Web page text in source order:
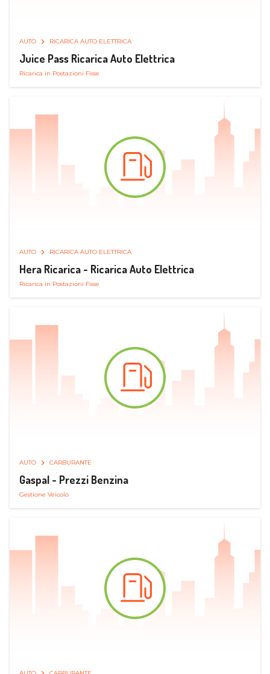
AUTO RICARICA AUTO ELETTRICA
Juice Pass Ricarica Auto Elettrica
Ricarica in Postazioni Fisse
AUTO RICARICA AUTO ELETTRICA
Hera Ricarica - Ricarica Auto Elettrica
Ricarica in Postazioni Fisse
AUTO CARBURANTE
Gaspal - Prezzi Benzina
Gestione Veicolo